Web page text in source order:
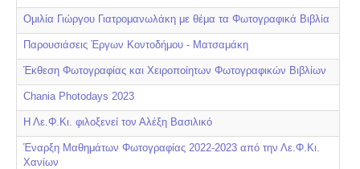
Ομιλία Γιώργου Γιατρομανωλάκη με θέμα τα Φωτογραφικά Βιβλία
Παρουσιάσεις Έργων Κοντοδήμου - Ματσαμάκη
Έκθεση Φωτογραφίας και Χειροποίητων Φωτογραφικών Βιβλίων
Chania Photodays 2023
Η Λε.Φ.Κι. φιλοξενεί τον Αλέξη Βασιλικό
Έναρξη Μαθημάτων Φωτογραφίας 2022-2023 από την Λε.Φ.Κι.
Χανίων